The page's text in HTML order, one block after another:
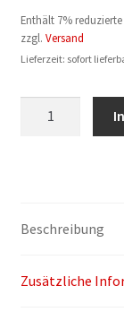
Enthält 7% reduzierte
zzgl. Versand
Lieferzeit: sofort
Beschreibung
Zusätzliche